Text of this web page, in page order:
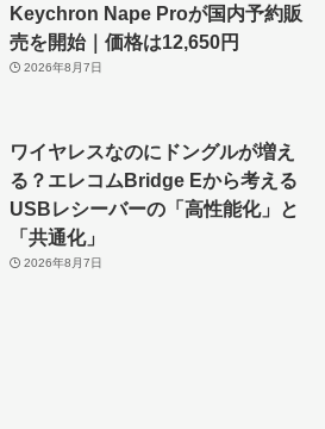
Keychron Nape Proが国内予約販
売を開始｜価格は12,650円
2026年8月7日
ワイヤレスなのにドングルが増え
る？エレコムBridge Eから考える
USBレシーバーの「高性能化」と
「共通化」
2026年8月7日